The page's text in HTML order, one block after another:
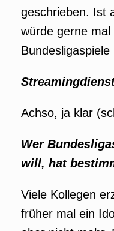
geschrieben. Ist
würde gerne
Achso, ja klar
Wer
will, hat
Viele Kollegen
früher mal ein